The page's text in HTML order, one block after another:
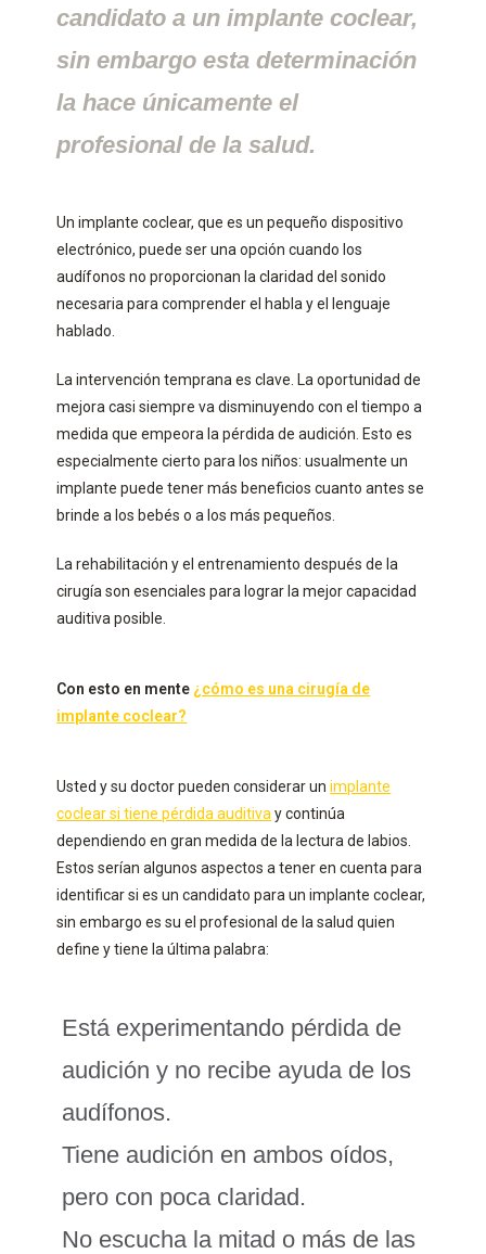
candidato a un implante coclear,
sin embargo esta determinación
la hace únicamente el
profesional de la salud.
Un implante coclear, que es un pequeño dispositivo
electrónico, puede ser una opción cuando los
audífonos no proporcionan la claridad del sonido
necesaria para comprender el habla y el lenguaje
hablado.
La intervención temprana es clave. La oportunidad de
mejora casi siempre va disminuyendo con el tiempo a
medida que empeora la pérdida de audición. Esto es
especialmente cierto para los niños: usualmente un
implante puede tener más beneficios cuanto antes se
brinde a los bebés o a los más pequeños.
La rehabilitación y el entrenamiento después de la
cirugía son esenciales para lograr la mejor capacidad
auditiva posible.
Con esto en mente ¿cómo es una cirugía de
implante coclear?
Usted y su doctor pueden considerar unimplante
coclear si tiene pérdida auditiva y continúa
dependiendo en gran medida de la lectura de labios.
Estos serían algunos aspectos a tener en cuenta para
identificar si es un candidato para un implante coclear,
sin embargo es su el profesional de la salud quien
define y tiene la última palabra:
Está experimentando pérdida de
audición y no recibe ayuda de los
audífonos.
Tiene audición en ambos oídos,
pero con poca claridad.
No escucha la mitad o más de las